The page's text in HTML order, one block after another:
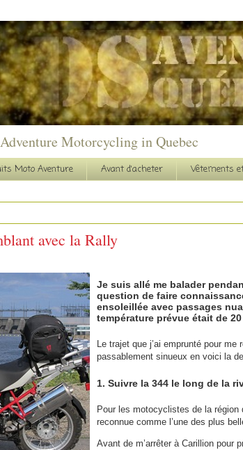
Motorcycling in Quebec
Moto Aventure Avant d'acheter Vêtements
avec la Rally
Je suis allé me balader
question de faire
ensoleillée avec passages
température prévue était de
Le trajet que j’ai emprunté pour
passablement sinueux en voici la
1. Suivre la 344 le long de la
Pour les motocyclistes de la
reconnue comme l’une des plus
Avant de m’arrêter à Carillion pour